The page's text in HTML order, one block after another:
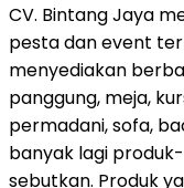
CV. Bintang Jaya
pesta dan event
menyediakan
panggung, meja,
permadani, sofa,
banyak lagi
sebutkan. Produk